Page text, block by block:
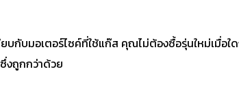
กับมอเตอร์ไซค์ที่ใช้แก๊ส คุณไม่ต้องซื้อรุ่นใหม่เมื่อใ
งถูกกว่าด้วย